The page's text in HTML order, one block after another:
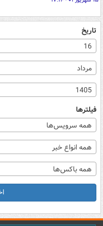
تاریخ
16
مرداد
1405
فیلترها
همه سرویس‌ها
همه انواع خبر
همه باکس‌ها